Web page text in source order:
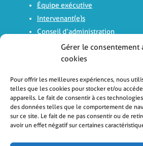
Gérer le consentement
cookies
Pour offrir les meilleures expériences, nous
telles que les cookies pour stocker et/ou
appareils. Le fait de consentir à ces
des données telles que le comportement de
sur ce site. Le fait de ne pas consentir ou de
avoir un effet négatif sur certaines
Équipe exécutive
Intervenant(e)s
Conseil d’administration
Comité d’experts
Histoire
Rapports d’activité
Avis